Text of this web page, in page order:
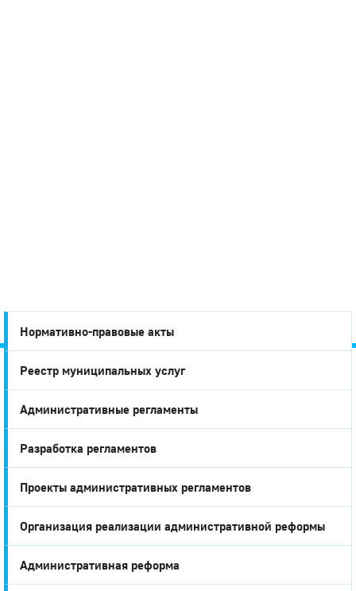
Город
Глазов
Нормативно-правовые акты
Реестр муниципальных услуг
Административные регламенты
Разработка регламентов
Проекты административных регламентов
Организация реализации административной реформы
Административная реформа